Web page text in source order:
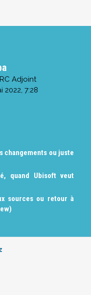
Adjoint
2022, 7:28
changements ou juste
quand Ubisoft veut
sources ou retour à